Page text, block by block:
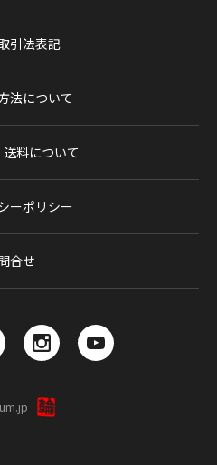
引法表記
法について
料について
ーポリシー
合せ